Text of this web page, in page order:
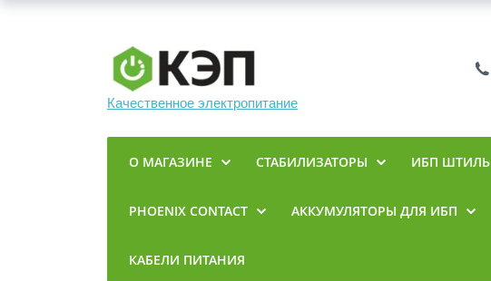
Качественное электропитание
О МАГАЗИНЕ СТАБИЛИЗАТОРЫ ИБП ШТИЛЬ
PHOENIX CONTACT АККУМУЛЯТОРЫ ДЛЯ ИБП
КАБЕЛИ ПИТАНИЯ